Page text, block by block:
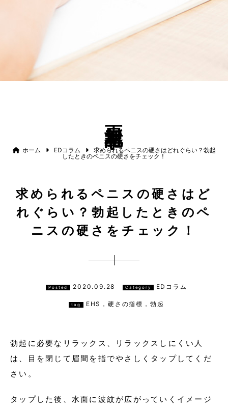
ホーム EDコラム
求められるペニスの硬さはどれぐらい？勃起
したときのペニスの硬さをチェック！
求められるペニスの硬さはど
れぐらい？勃起したときのペ
ニスの硬さをチェック！
Posted 2020.09.28 Category EDコラム
tag EHS，硬さの指標，勃起
勃起に必要なリラックス、リラックスしにくい人
は、目を閉じて眉間を指でやさしくタップしてくだ
さい。
タップした後、水面に波紋が広がっていくイメージ